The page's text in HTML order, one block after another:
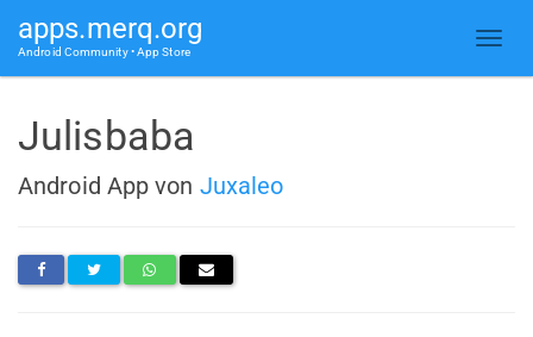
apps.merq.org
Android Community • App Store
Julisbaba
Android App von Juxaleo